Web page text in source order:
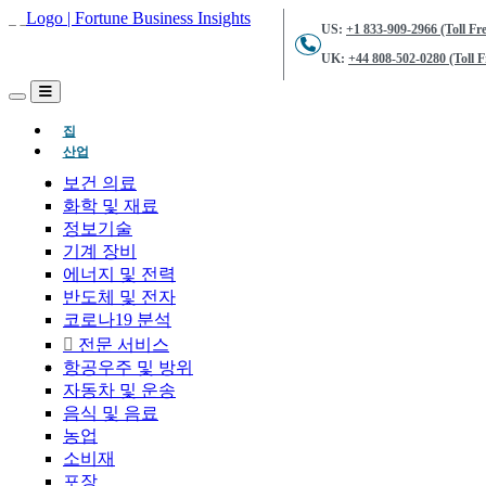
US: +1 833-909-2966 (Toll
UK: +44 808-502-0280 (Toll
집(현재의)
산업
보건 의료
화학 및 재료
정보기술
기계 장비
에너지 및 전력
반도체 및 전자
코로나19 분석
전문 서비스
항공우주 및 방위
자동차 및 운송
음식 및 음료
농업
소비재
포장